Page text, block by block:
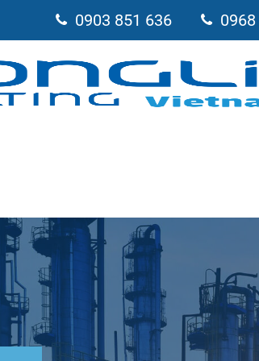
0903 851 636